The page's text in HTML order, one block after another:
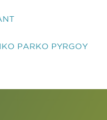
PARKO PYRGOY